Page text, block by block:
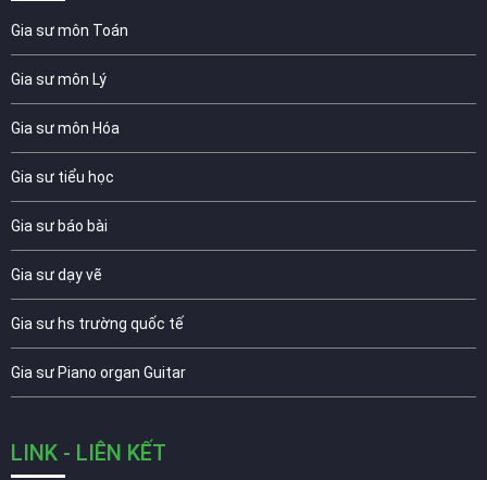
Gia sư môn Toán
Gia sư môn Lý
Gia sư môn Hóa
Gia sư tiểu học
Gia sư báo bài
Gia sư dạy vẽ
Gia sư hs trường quốc tế
Gia sư Piano organ Guitar
LINK - LIÊN KẾT